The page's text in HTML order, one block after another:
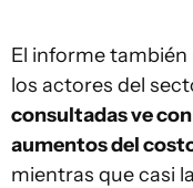
El informe
los actores del
consultadas ve
aumentos del
mientras que casi